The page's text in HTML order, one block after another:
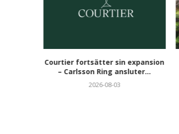
Courtier fortsätter sin expansion
– Carlsson Ring ansluter...
2026-08-03